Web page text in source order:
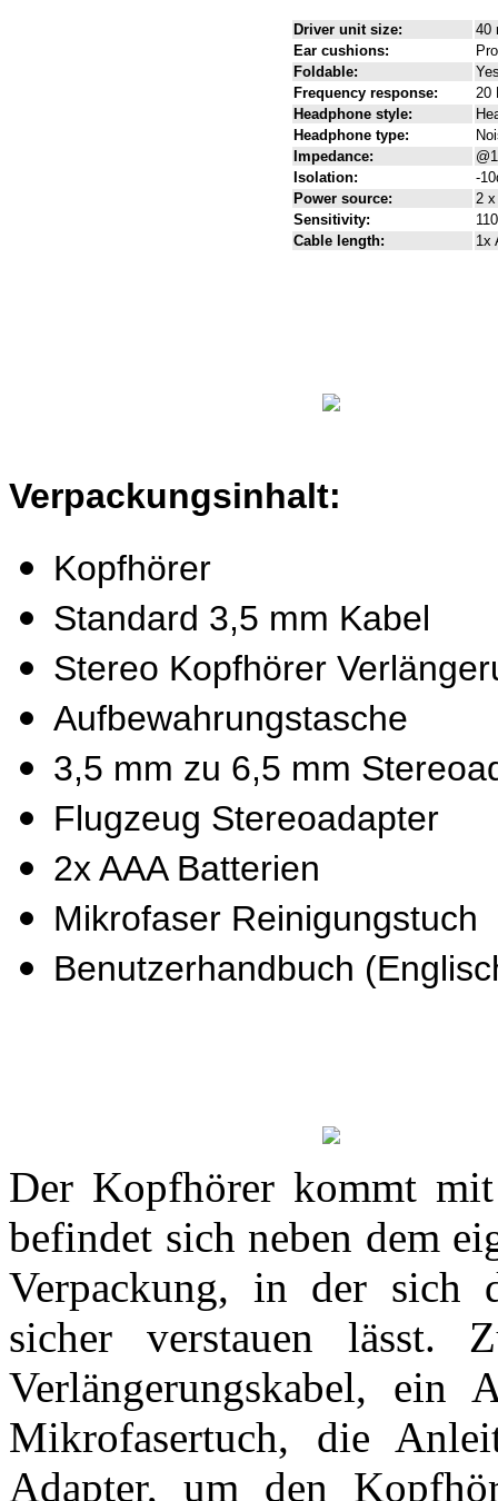
Driver unit size:
40
Ear cushions:
Foldable:
Frequency response:
20
Headphone style:
Headphone type:
Impedance:
Isolation:
-
Power source:
2
Sensitivity:
Cable length:
1x
Verpackungsinhalt:
Kopfhörer
Standard 3,5 mm Kabel
Stereo Kopfhörer
Aufbewahrungstasche
3,5 mm zu 6,5 mm
Flugzeug Stereoadapter
2x AAA Batterien
Mikrofaser Reinigungstuch
Benutzerhandbuch
Der Kopfhörer kommt
befindet sich neben dem
Verpackung, in der sich
sicher verstauen
Verlängerungskabel,
Mikrofasertuch, die
Adapter, um den